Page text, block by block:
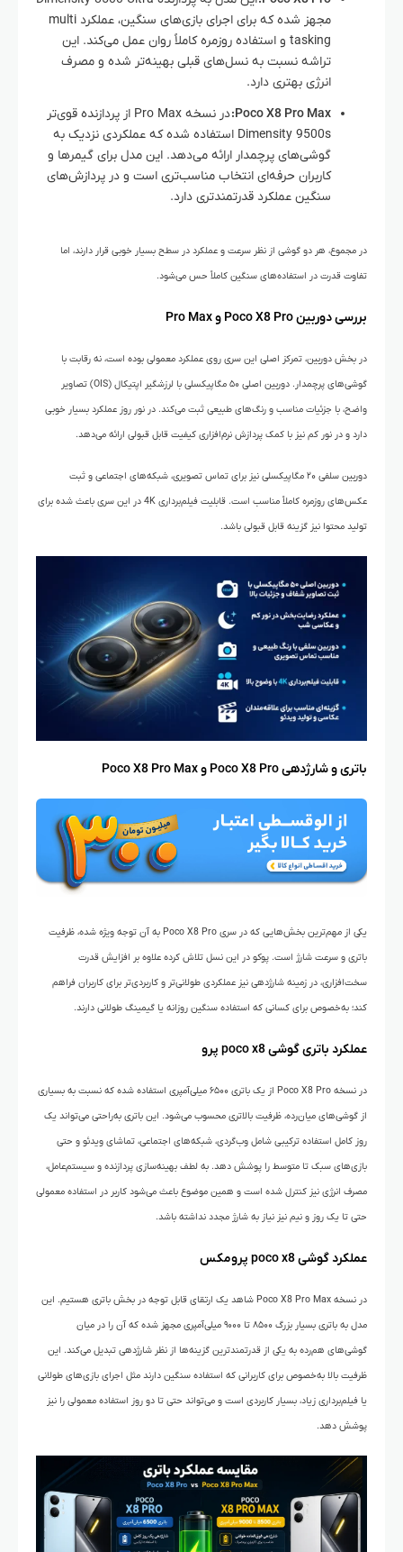
مجهز شده که برای اجرای بازی‌های سنگین، عملکرد multi
tasking و استفاده روزمره کاملاً روان عمل می‌کند. این
تراشه نسبت به نسل‌های قبلی بهینه‌تر شده و مصرف
انرژی بهتری دارد.
Poco X8 Pro Max:
در نسخه Pro Max از پردازنده قوی‌تر
Dimensity 9500s استفاده شده که عملکردی نزدیک به
گوشی‌های پرچمدار ارائه می‌دهد. این مدل برای گیمرها و
کاربران حرفه‌ای انتخاب مناسب‌تری است و در پردازش‌های
سنگین عملکرد قدرتمندتری دارد.
در مجموع، هر دو گوشی از نظر سرعت و عملکرد در سطح بسیار خوبی قرار دارند، اما
تفاوت قدرت در استفاده‌های سنگین کاملاً حس می‌شود.
بررسی دوربین Poco X8 Pro و Pro Max
در بخش دوربین، تمرکز اصلی این سری روی عملکرد معمولی بوده است، نه رقابت با
گوشی‌های پرچمدار. دوربین اصلی ۵۰ مگاپیکسلی با لرزشگیر اپتیکال (OIS) تصاویر
واضح، با جزئیات مناسب و رنگ‌های طبیعی ثبت می‌کند. در نور روز عملکرد بسیار خوبی
دارد و در نور کم نیز با کمک پردازش نرم‌افزاری کیفیت قابل قبولی ارائه می‌دهد.
دوربین سلفی ۲۰ مگاپیکسلی نیز برای تماس تصویری، شبکه‌های اجتماعی و ثبت
عکس‌های روزمره کاملاً مناسب است. قابلیت فیلم‌برداری 4K در این سری باعث شده برای
تولید محتوا نیز گزینه قابل قبولی باشد.
باتری و شارژدهی Poco X8 Pro و Poco X8 Pro Max
یکی از مهم‌ترین بخش‌هایی که در سری Poco X8 Pro به آن توجه ویژه شده، ظرفیت
باتری و سرعت شارژ است. پوکو در این نسل تلاش کرده علاوه بر افزایش قدرت
سخت‌افزاری، در زمینه شارژدهی نیز عملکردی طولانی‌تر و کاربردی‌تر برای کاربران فراهم
کند؛ به‌خصوص برای کسانی که استفاده سنگین روزانه یا گیمینگ طولانی دارند.
عملکرد باتری گوشی poco x8 پرو
در نسخه Poco X8 Pro از یک باتری ۶۵۰۰ میلی‌آمپری استفاده شده که نسبت به بسیاری
از گوشی‌های میان‌رده، ظرفیت بالاتری محسوب می‌شود. این باتری به‌راحتی می‌تواند یک
روز کامل استفاده ترکیبی شامل وب‌گردی، شبکه‌های اجتماعی، تماشای ویدئو و حتی
بازی‌های سبک تا متوسط را پوشش دهد. به لطف بهینه‌سازی پردازنده و سیستم‌عامل،
مصرف انرژی نیز کنترل شده است و همین موضوع باعث می‌شود کاربر در استفاده معمولی
حتی تا یک روز و نیم نیز نیاز به شارژ مجدد نداشته باشد.
عملکرد گوشی poco x8 پرومکس
در نسخه Poco X8 Pro Max شاهد یک ارتقای قابل توجه در بخش باتری هستیم. این
مدل به باتری بسیار بزرگ ۸۵۰۰ تا ۹۰۰۰ میلی‌آمپری مجهز شده که آن را در میان
گوشی‌های هم‌رده به یکی از قدرتمندترین گزینه‌ها از نظر شارژدهی تبدیل می‌کند. این
ظرفیت بالا به‌خصوص برای کاربرانی که استفاده سنگین دارند مثل اجرای بازی‌های طولانی
یا فیلم‌برداری زیاد، بسیار کاربردی است و می‌تواند حتی تا دو روز استفاده معمولی را نیز
پوشش دهد.